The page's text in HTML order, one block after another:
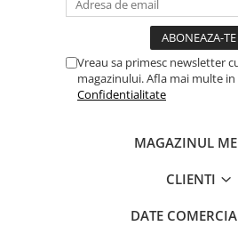
Vreau sa primesc newsletter
magazinului. Afla mai multe in
Confidentialitate
MAGAZINUL
CLIENTI
DATE